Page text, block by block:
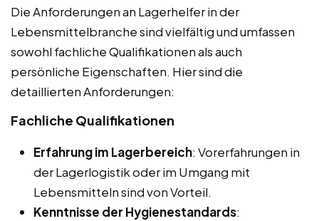
Die Anforderungen an Lagerhelfer in der
Lebensmittelbranche sind vielfältig und umfassen
sowohl fachliche Qualifikationen als auch
persönliche Eigenschaften. Hier sind die
detaillierten Anforderungen:
Fachliche Qualifikationen
Erfahrung im Lagerbereich: Vorerfahrungen in
der Lagerlogistik oder im Umgang mit
Lebensmitteln sind von Vorteil.
Kenntnisse der Hygienestandards: